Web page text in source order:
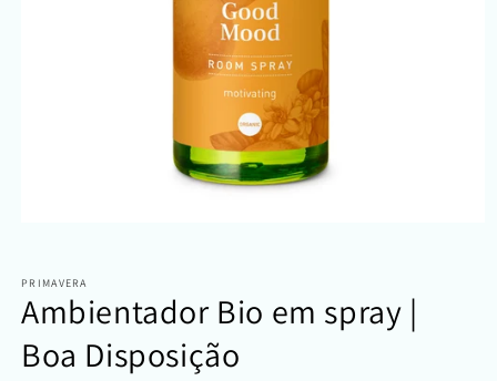
1
modal
PRIMAVERA
Ambientador Bio em spray |
Boa Disposição